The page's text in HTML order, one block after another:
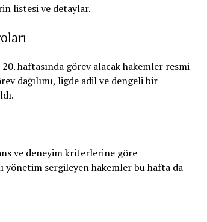
listesi ve detaylar.
haftasında görev alacak hakemler resmi
dağılımı, ligde adil ve dengeli bir
ve deneyim kriterlerine göre
yönetim sergileyen hakemler bu hafta da